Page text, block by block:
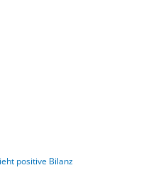
positive Bilanz